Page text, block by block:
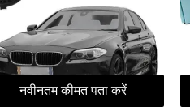
नवीनतम कीमत पता करें